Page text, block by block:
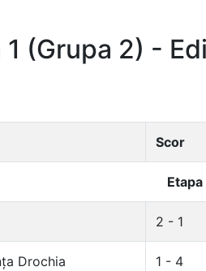
(Grupa 2) -
Scor
Etapa
2 - 1
Drochia 1 - 4